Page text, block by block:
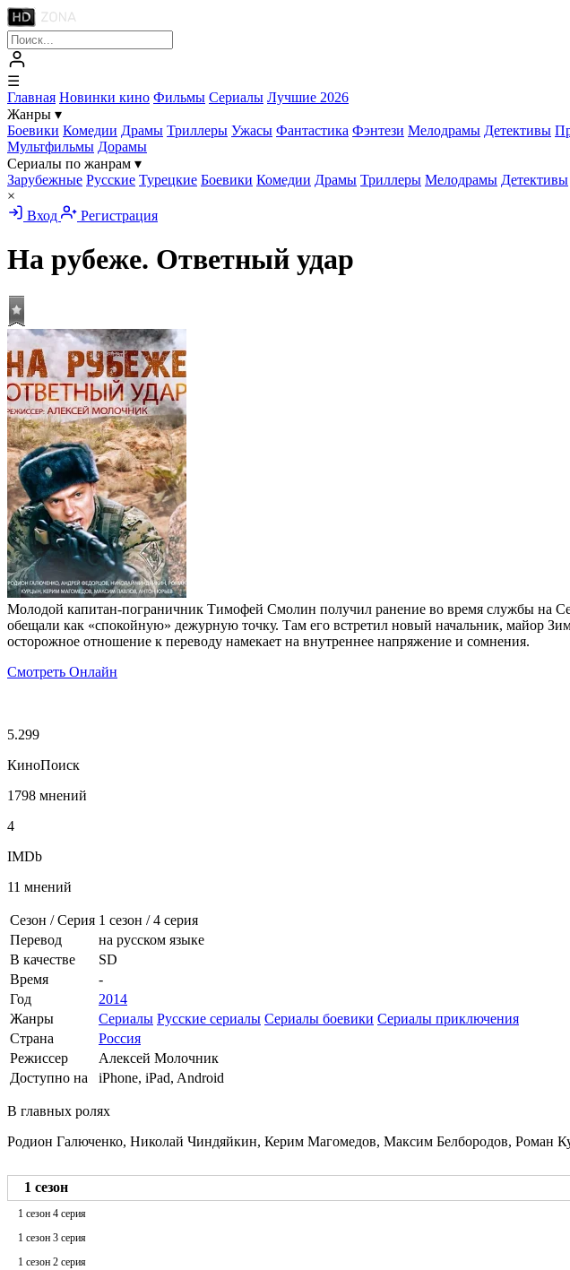
☰
Главная Новинки кино Фильмы Сериалы Лучшие 2026
Жанры ▾
Боевики Комедии Драмы Триллеры Ужасы Фантастика Фэнтези Мелодрамы Детективы
Мультфильмы Дорамы
Сериалы по жанрам ▾
Зарубежные Русские Турецкие Боевики Комедии Драмы Триллеры Мелодрамы Детективы
×
Вход
Регистрация
На рубеже. Ответный удар
Молодой капитан-пограничник Тимофей Смолин получил ранение во время службы на
обещали как «спокойную» дежурную точку. Там его встретил новый начальник, майор
осторожное отношение к переводу намекает на внутреннее напряжение и сомнения.
Смотреть Онлайн
5.299
КиноПоиск
1798 мнений
4
IMDb
11 мнений
Сезон / Серия 1 сезон /4 серия
Перевод
на русском языке
В качестве
SD
Время
-
Год
2014
Жанры
Сериалы Русские сериалы Сериалы боевики Сериалы приключения
Страна
Россия
Режиссер
Алексей Молочник
Доступно на
iPhone, iPad, Android
В главных ролях
Родион Галюченко, Николай Чиндяйкин, Керим Магомедов, Максим Белбородов, Роман
1 сезон
1 сезон 4 серия
1 сезон 3 серия
1 сезон 2 серия